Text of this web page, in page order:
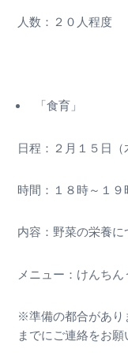
人数：２０人程度
「食育」
日程：２月１５日（
時間：１８時～１９
内容：野菜の栄養に
メニュー：けんちん
※準備の都合があり
までにご連絡をお